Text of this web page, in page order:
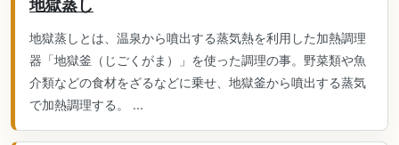
地獄蒸し
地獄蒸しとは、温泉から噴出する蒸気熱を利用した加熱調理
器「地獄釜（じごくがま）」を使った調理の事。野菜類や魚
介類などの食材をざるなどに乗せ、地獄釜から噴出する蒸気
で加熱調理する。 ...